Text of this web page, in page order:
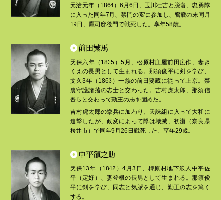
元治元年（1864）6月6日、玉川壮吉と脱藩、忠勇隊
に入った同年7月、禁門の変に参加し、奮戦の末同月
19日、鷹司邸後門で戦死した。享年58歳。
前田繁馬
天保六年（1835）5月、松原村庄屋前田広作、妻き
くえの長男として生まれる。那須俊平に剣を学び、
文久3年（1863）一族の前田要蔵に従って上京。禁
裏守護諸藩の志士と交わった。吉村虎太郎、那須信
吾らと交わって勤王の志を固めた。
吉村虎太郎の挙兵に加わり、天誅組に入って大和に
進撃したが、政変によって隊は壊滅、初瀬（奈良県
桜井市）で同年9月26日戦死した。享年29歳。
中平龍之助
天保13年（1842）4月3日、梼原村地下浪人中平佐
平（定好）、妻登根の長男として生まれる。那須俊
平に剣を学び、同志と気脈を通じ、勤王の志を篤く
する。